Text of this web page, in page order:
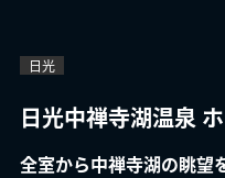
日光
日光中禅寺湖温泉
全室から中禅寺湖の眺望